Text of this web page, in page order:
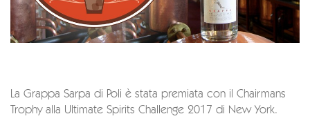
La Grappa Sarpa di Poli è stata premiata con il Chairmans
Trophy alla Ultimate Spirits Challenge 2017 di New York.